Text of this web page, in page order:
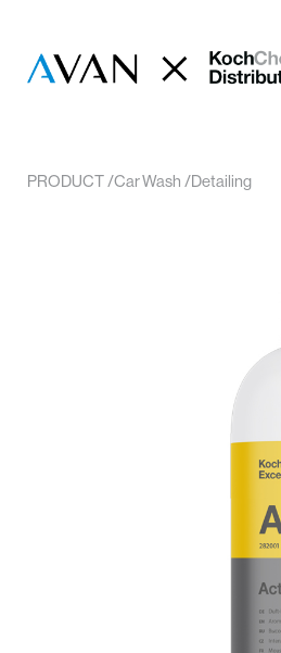
PRODUCT Car Wash Detailing